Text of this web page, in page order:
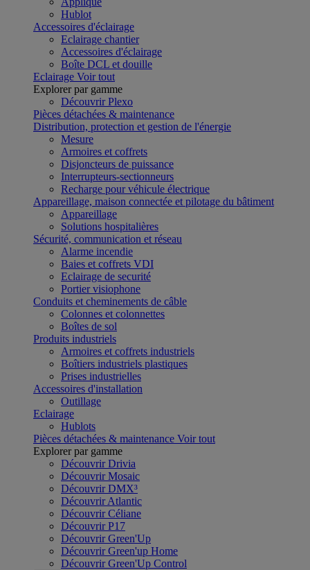
Hublot
Accessoires d'éclairage
Eclairage chantier
Accessoires d'éclairage
Boîte DCL et douille
Eclairage Voir tout
Explorer par gamme
Découvrir Plexo
Pièces détachées & maintenance
Distribution, protection et gestion de l'énergie
Mesure
Armoires et coffrets
Disjoncteurs de puissance
Interrupteurs-sectionneurs
Recharge pour véhicule électrique
Appareillage, maison connectée et pilotage du bâtiment
Appareillage
Solutions hospitalières
Sécurité, communication et réseau
Alarme incendie
Baies et coffrets VDI
Eclairage de securité
Portier visiophone
Conduits et cheminements de câble
Colonnes et colonnettes
Boîtes de sol
Produits industriels
Armoires et coffrets industriels
Boîtiers industriels plastiques
Prises industrielles
Accessoires d'installation
Outillage
Eclairage
Hublots
Pièces détachées & maintenance Voir tout
Explorer par gamme
Découvrir Drivia
Découvrir Mosaic
Découvrir DMX³
Découvrir Atlantic
Découvrir Céliane
Découvrir P17
Découvrir Green'Up
Découvrir Green'up Home
Découvrir Green'Up Control